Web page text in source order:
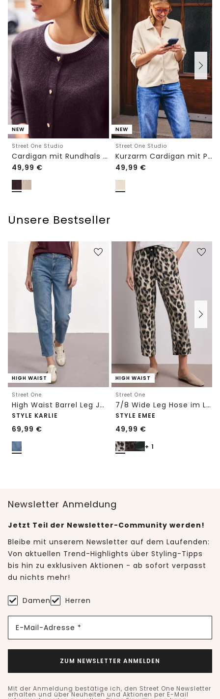
NEW
Street One Studio
Cardigan mit Rundhals und Knöpfen
49,99 €
NEW
Street One Studio
Kurzarm Cardigan mit Polokragen
49,99 €
Unsere Bestseller
HIGH WAIST
Street One
High Waist Barrel Leg Jeans im Loose Fit
STYLE KARLIE
69,99 €
HIGH WAIST
Street One
7/8 Wide Leg Hose im Loose Fit mit Print
STYLE EMEE
49,99 €
+ 1
Newsletter Anmeldung
Jetzt Teil der Newsletter-Community werden!
Bleibe mit unserem Newsletter auf dem Laufenden:
Von aktuellen Trend-Highlights über Styling-Tipps
bis hin zu exklusiven Aktionen - ab sofort verpasst
du nichts mehr!
Damen Herren
E-Mail-Adresse *
ZUM NEWSLETTER ANMELDEN
Mit der Anmeldung bestätige ich, den Street One Newsletter
erhalten und über Neuheiten und Aktionen per E-Mail